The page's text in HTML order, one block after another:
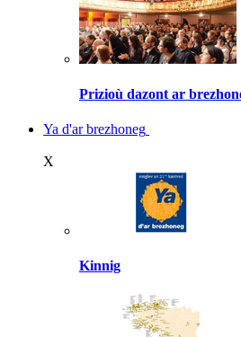
Prizioù dazont ar
Ya d'ar brezhoneg
X
Kinnig